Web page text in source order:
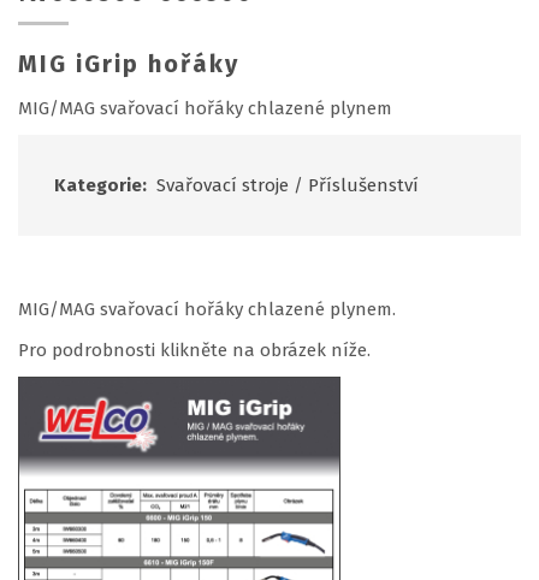
MIG iGrip hořáky
MIG/MAG svařovací hořáky chlazené plynem
Kategorie: Svařovací stroje / Příslušenství
MIG/MAG svařovací hořáky chlazené plynem.
Pro podrobnosti klikněte na obrázek níže.